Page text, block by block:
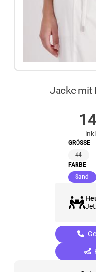
Jacke mit
GRÖSSE
44
FARBE
Sand